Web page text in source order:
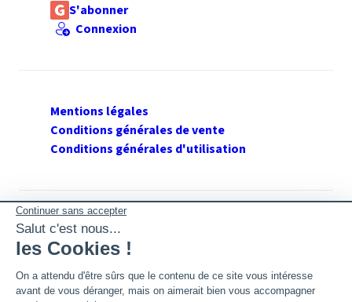
S'abonner
Connexion
Mentions légales
Conditions générales de vente
Conditions générales d'utilisation
SUIVEZ GERANT DE SARL
Twitter